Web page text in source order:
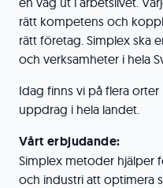
rätt kompetens och
rätt företag. Simplex ska
och verksamheter i hela
Idag finns vi på flera orter
uppdrag i hela landet.
Vårt erbjudande:
Simplex metoder hjälper
och industri att optimera